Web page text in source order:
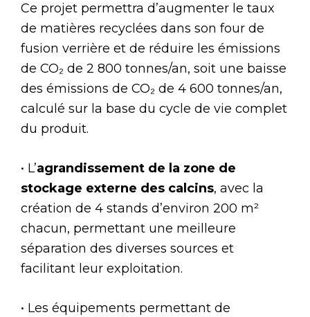
Ce projet permettra d’augmenter le taux
de matières recyclées dans son four de
fusion verrière et de réduire les émissions
de CO₂ de 2 800 tonnes/an, soit une baisse
des émissions de CO₂ de 4 600 tonnes/an,
calculé sur la base du cycle de vie complet
du produit.
• L’agrandissement de la zone de
stockage externe des calcins, avec la
création de 4 stands d’environ 200 m²
chacun, permettant une meilleure
séparation des diverses sources et
facilitant leur exploitation.
• Les équipements permettant de